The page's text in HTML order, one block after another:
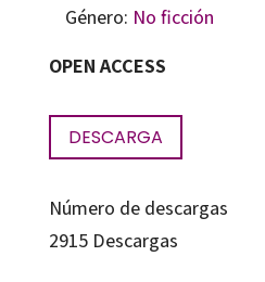
Género: No ficción
OPEN ACCESS
DESCARGA
Número de descargas
2915Descargas